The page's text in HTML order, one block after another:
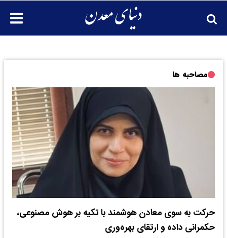
مصاحبه ها
حرکت به سوی معادن هوشمند با تکیه بر هوش مصنوعی،
حکمرانی داده و ارتقای بهره‌وری